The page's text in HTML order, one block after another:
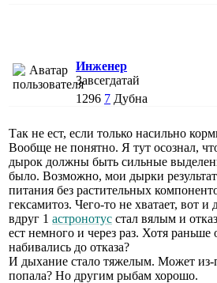
Инженер
Завсегдатай
1296 7 Дубна
Так не ест, если только насильно
Вообще не понятно. Я тут осознал,
дырок должны быть сильные
было. Возможно, мои дырки
питания без растительных
гексамитоз. Чего-то не хватает, вот
вдруг 1 астронотус стал вялым и
ест немного и через раз. Хотя раньше
набивались до отказа?
И дыхание стало тяжелым. Может из-
попала? Но другим рыбам хорошо.